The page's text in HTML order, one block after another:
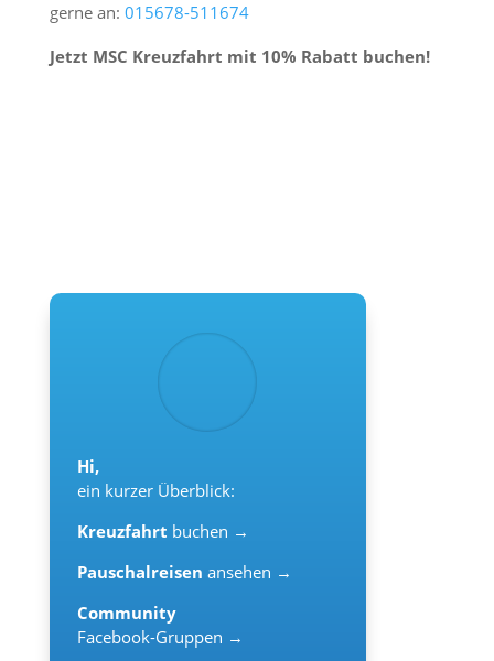
gerne an: 015678-511674
Jetzt MSC Kreuzfahrt mit 10% Rabatt buchen!
Hi,
ein kurzer Überblick:
Kreuzfahrt buchen →
Pauschalreisen ansehen →
Community
Facebook-Gruppen →